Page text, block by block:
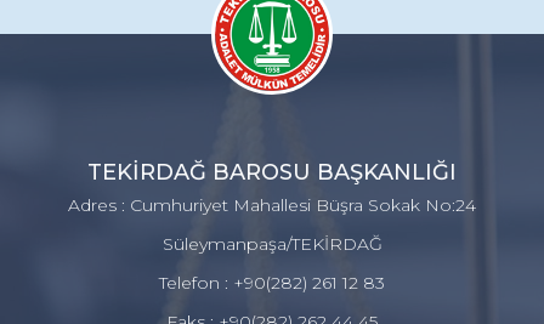
TEKİRDAĞ BAROSU BAŞKANLIĞI
Adres : Cumhuriyet Mahallesi Büşra Sokak No:24
Süleymanpaşa/TEKİRDAĞ
Telefon : +90(282) 261 12 83